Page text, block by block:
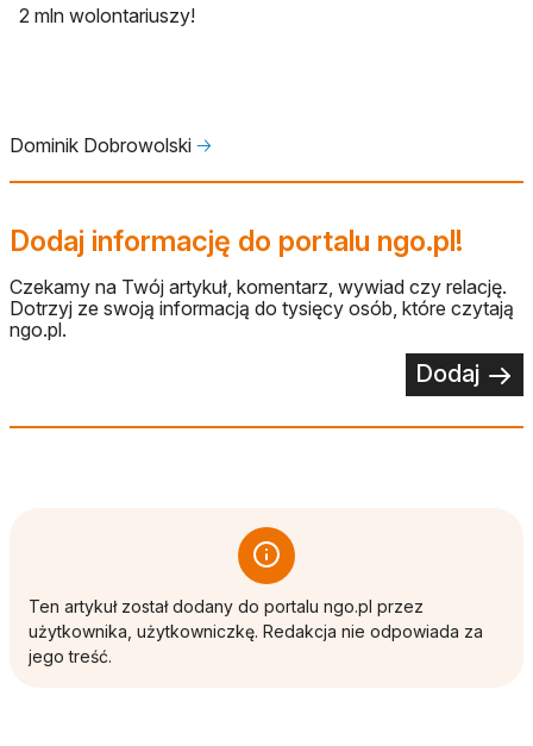
2 mln wolontariuszy!
Dominik Dobrowolski 🡢
Dodaj informację do portalu ngo.pl!
Czekamy na Twój artykuł, komentarz, wywiad czy relację.
Dotrzyj ze swoją informacją do tysięcy osób, które czytają
ngo.pl.
Dodaj
Ten artykuł został dodany do portalu ngo.pl przez
użytkownika, użytkowniczkę. Redakcja nie odpowiada za
jego treść.